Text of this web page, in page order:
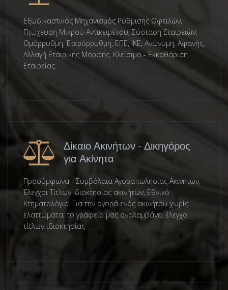
Εξωδικαστικός Μηχανισμός Ρύθμισης Οφειλών,
Πτώχευση Μικρού Αντικειμένου, Σύσταση Εταιρειών,
Ομόρρυθμη, Ετερόρρυθμη, ΕΠΕ, ΙΚΕ, Ανώνυμη, Αφανής,
Αλλαγή Εταιρικής Μορφής, Κλείσιμο - Εκκαθάριση
Εταιρείας.
Δίκαιο Ακινήτων - Δικηγόρος
για Ακίνητα
Προσύμφωνα - Συμβόλαια Αγοραπωλησίας Ακινήτων,
Έλεγχοι Τίτλων Ιδιοκτησίας ακινήτων, Εθνικό
Κτηματολόγιο. Για την αγορά ενός ακινήτου χωρίς
ελαττώματα, το γραφείο μας αναλαμβάνει έλεγχο
τίτλων ιδιοκτησίας